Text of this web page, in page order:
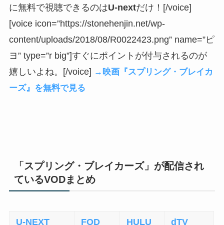
に無料で視聴できるのはU-nextだけ！[/voice]
[voice icon=”https://stonehenjin.net/wp-
content/uploads/2018/08/R0022423.png” name=”ピ
ヨ” type=”r big”]すぐにポイントが付与されるのが
嬉しいよね。[/voice] →映画『スプリング・ブレイカ
ーズ』を無料で見る
「スプリング・ブレイカーズ」が配信され
ているVODまとめ
U-NEXT FOD HULU dTV